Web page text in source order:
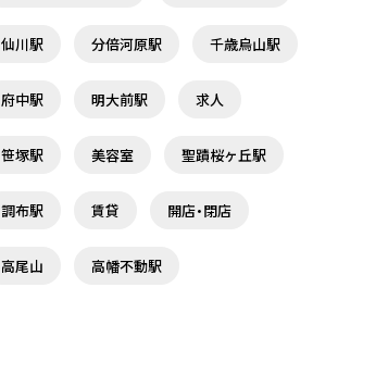
仙川駅 分倍河原駅 千歳烏山駅
府中駅 明大前駅 求人
笹塚駅 美容室 聖蹟桜ヶ丘駅
調布駅 賃貸 開店・閉店
高尾山 高幡不動駅